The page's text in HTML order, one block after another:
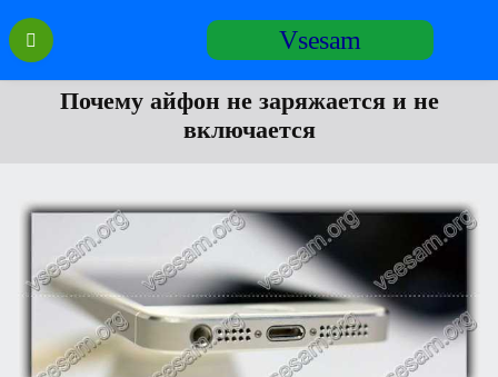
Перейти
содержанию
Vsesam
Почему айфон не заряжается и не
включается